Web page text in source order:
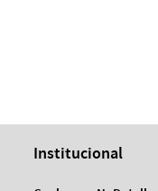
Institucional